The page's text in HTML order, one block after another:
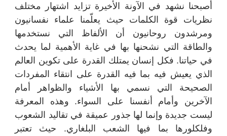
أصبحنا نشهد في الآونة الأخيرة تزايد اشتهار مختلف
نظريات قوة الكلمات حيث يعلّمنا علماء نفسانيون
ومرشدون روحانيون أن الألفاظ التي نستخدمها
والطاقة التي نشحنها بها في غاية الأهمية لما يحدث
في حياتنا. فكل إنسان يمتلك القدرة على تكوين العالم
الذي يعيش فيه بما فيه القدرة على انتقاء المفردات
الصحيحة التي نسمي بها الأشياء والظواهر أمام
الآخرين وأمام أنفسنا على السواء. وهذه المعرفة
ليست جديدة وإنما لها جذور عميقة في تقاليد الشعوب
وفلكلورها بما فيها الشعب البلغاري. حيث تعتبر